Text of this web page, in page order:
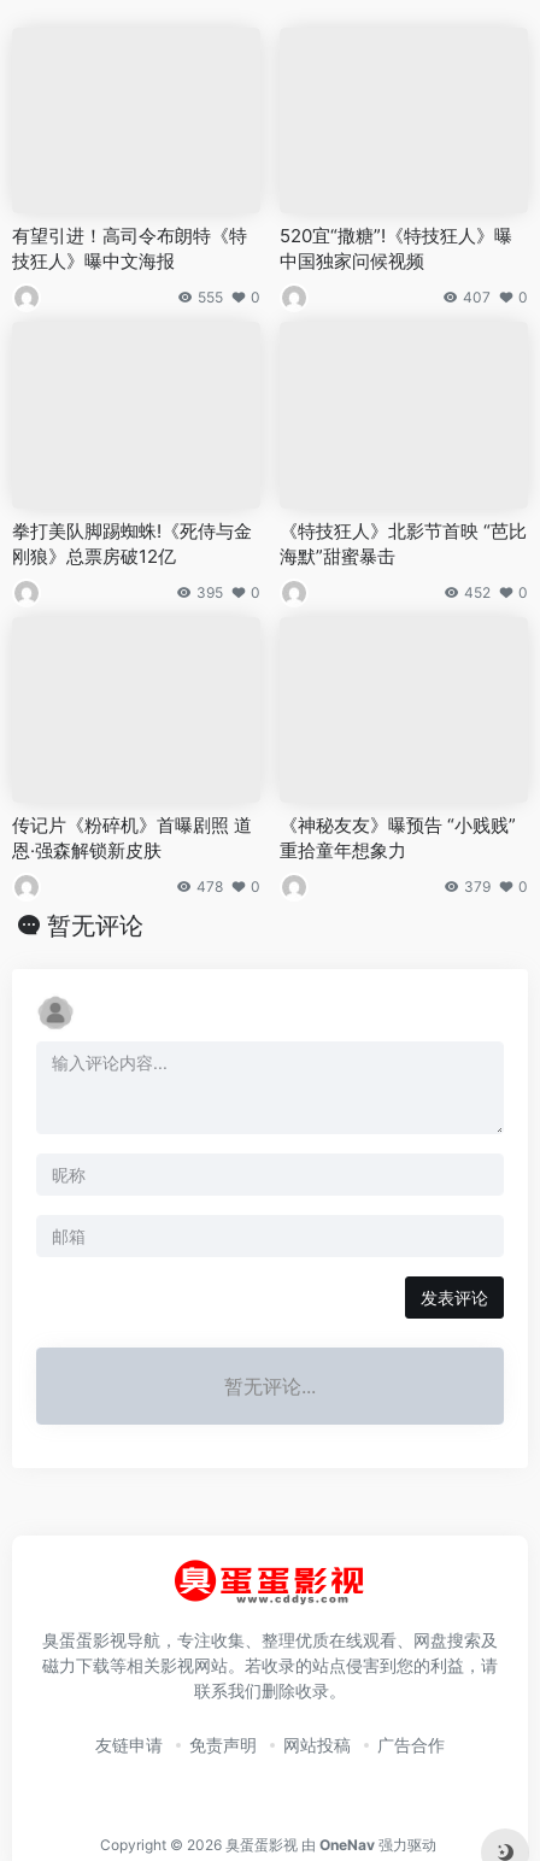
有望引进！高司令布朗特《特
技狂人》曝中文海报
555 0
520宜“撒糖”!《特技狂人》曝
中国独家问候视频
407 0
拳打美队脚踢蜘蛛!《死侍与金
刚狼》总票房破12亿
395 0
《特技狂人》北影节首映 “芭比
海默”甜蜜暴击
452 0
传记片《粉碎机》首曝剧照 道
恩·强森解锁新皮肤
478 0
《神秘友友》曝预告 “小贱贱”
重拾童年想象力
379 0
暂无评论
发表评论
暂无评论...
臭蛋蛋影视导航，专注收集、整理优质在线观看、网盘搜索及
磁力下载等相关影视网站。若收录的站点侵害到您的利益，请
联系我们删除收录。
友链申请 免责声明 网站投稿 广告合作
Copyright © 2026 臭蛋蛋影视 由 OneNav 强力驱动